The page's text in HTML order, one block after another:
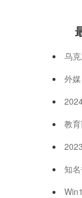
最
乌
外
教
知